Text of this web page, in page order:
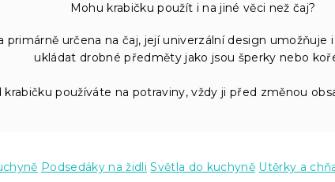
Mohu krabičku použít i na jiné věci než čaj?
primárně určena na čaj, její univerzální design umožňuje
ukládat drobné předměty jako jsou šperky nebo
používáte na potraviny, vždy ji před změnou
Podsedáky na židli Světla do kuchyně Utěrky a